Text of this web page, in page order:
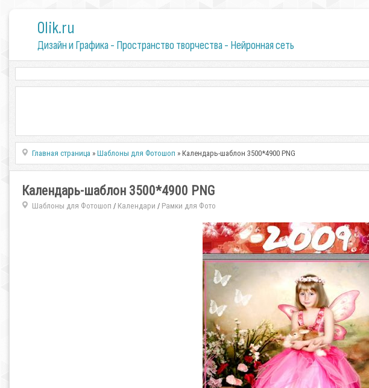
0lik.ru
Дизайн и Графика - Пространство творчества - Нейронная сеть
Главная страница »Шаблоны для Фотошоп » Календарь-шаблон 3500*4900 PNG
Календарь-шаблон 3500*4900 PNG
Шаблоны для Фотошоп / Календари / Рамки для Фото